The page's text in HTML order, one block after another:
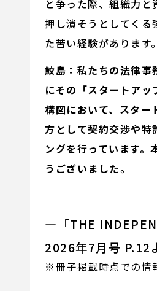
と争った際、組織力と
押し潰そうとしてくる
た苦い経験があります。
鮫島：私たちの法律事
にその「スタートアッ
構図において、スター
方として契約交渉や特
ングを行っています。
うございました。
―「THE
2026年7月号 P.12
※冊子掲載時点での情